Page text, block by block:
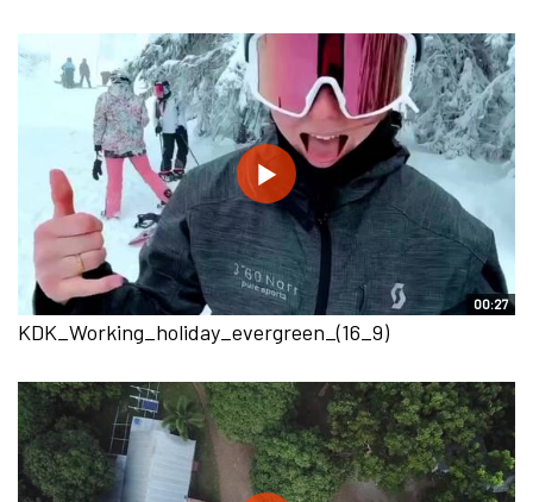
00:27
KDK_Working_holiday_evergreen_(16_9)